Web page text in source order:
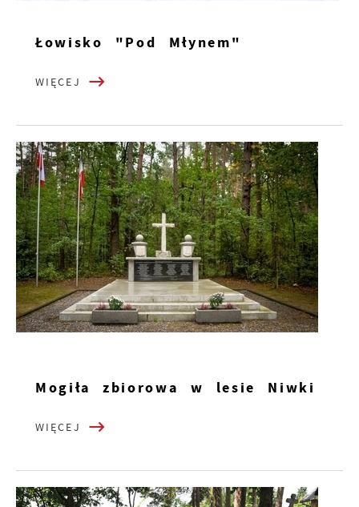
Łowisko "Pod Młynem"
WIĘCEJ
Mogiła zbiorowa w lesie Niwki
WIĘCEJ